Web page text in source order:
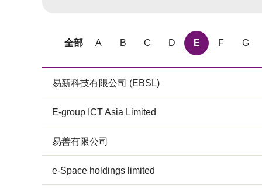
全部 A B C D E F G
易新科技有限公司 (EBSL)
E-group ICT Asia Limited
易善有限公司
e-Space holdings limited